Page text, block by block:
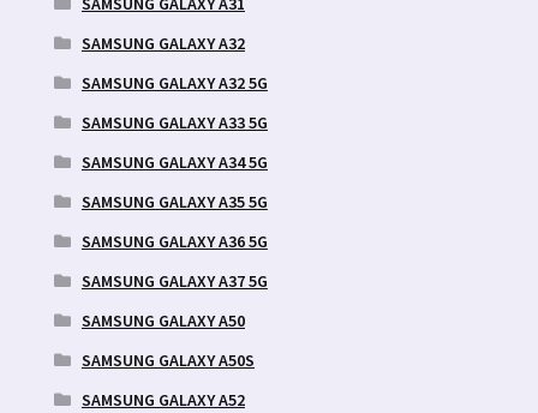
SAMSUNG GALAXY A32
SAMSUNG GALAXY A32 5G
SAMSUNG GALAXY A33 5G
SAMSUNG GALAXY A34 5G
SAMSUNG GALAXY A35 5G
SAMSUNG GALAXY A36 5G
SAMSUNG GALAXY A37 5G
SAMSUNG GALAXY A50
SAMSUNG GALAXY A50S
SAMSUNG GALAXY A52